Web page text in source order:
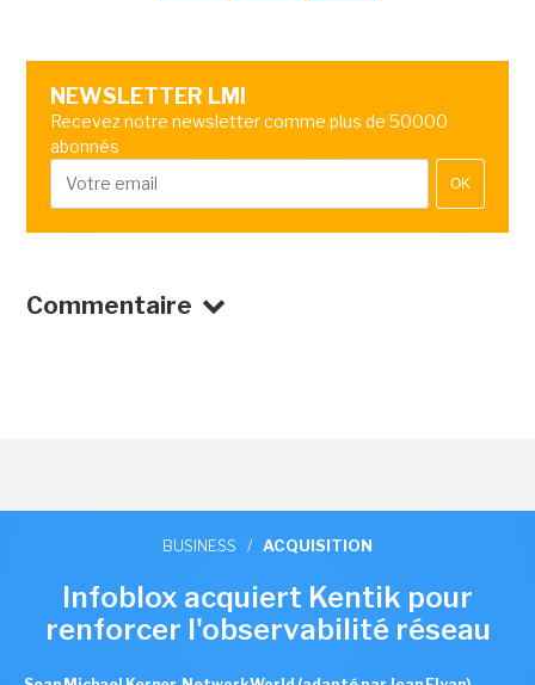
NEWSLETTER LMI
Recevez notre newsletter comme plus de 50000
abonnés
OK
Commentaire
BUSINESS / ACQUISITION
Infoblox acquiert Kentik pour
renforcer l'observabilité réseau